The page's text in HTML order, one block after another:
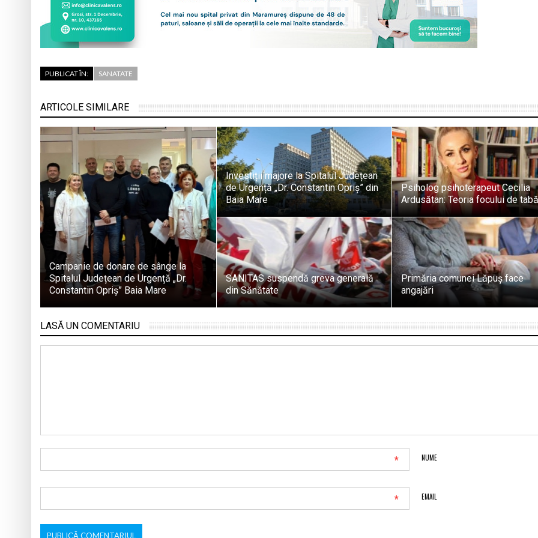
PUBLICAT ÎN: SANATATE
ARTICOLE SIMILARE
Campanie de donare de sânge la
Spitalul Județean de Urgență „Dr.
Constantin Opriș” Baia Mare
Investiții majore la Spitalul Județean
de Urgență „Dr. Constantin Opriș” din
Baia Mare
Psiholog psihoterapeut Cecilia
Ardusătan: Teoria focului de
SANITAS suspendă greva generală
din Sănătate
Primăria comunei Lăpuș face
angajări
LASĂ UN COMENTARIU
NUME
*
EMAIL
*